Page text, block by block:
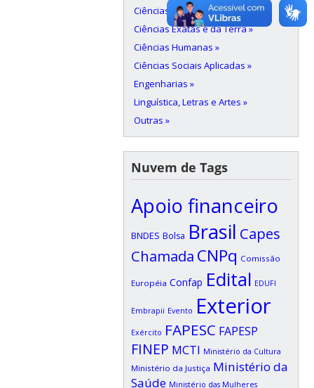
Ciências da Saúde »
Ciências Exatas e da Terra »
Ciências Humanas »
Ciências Sociais Aplicadas »
Engenharias »
Linguística, Letras e Artes »
Outras »
Nuvem de Tags
Apoio financeiro
BNDES Bolsa Brasil Capes
Chamada CNPq Comissão
Européia Confap Edital EDUFI
Embrapii Evento Exterior
Exército FAPESC FAPESP
FINEP MCTI Ministério da Cultura
Ministério da Justiça Ministério da
Saúde Ministério das Mulheres